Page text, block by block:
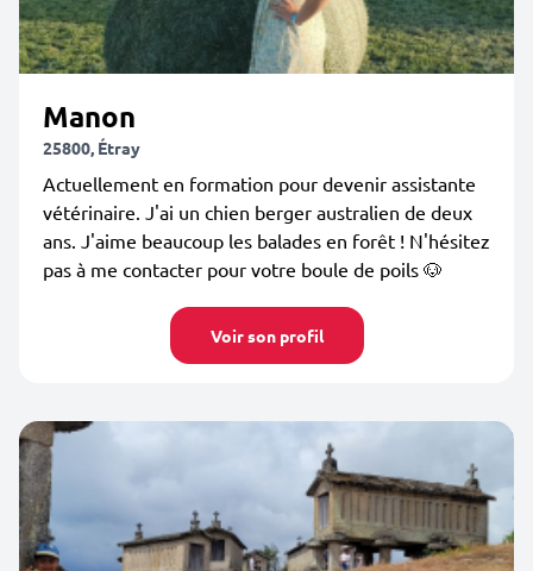
Manon
25800, Étray
Actuellement en formation pour devenir assistante
vétérinaire. J'ai un chien berger australien de deux
ans. J'aime beaucoup les balades en forêt ! N'hésitez
pas à me contacter pour votre boule de poils 🐶
Voir son profil